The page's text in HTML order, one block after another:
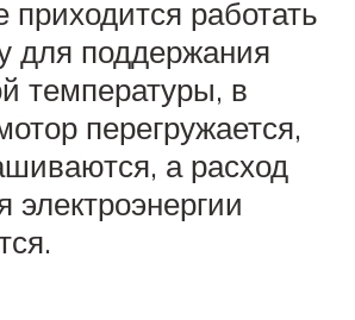
приходится работать
для поддержания
температуры, в
перегружается,
а расход
электроэнергии